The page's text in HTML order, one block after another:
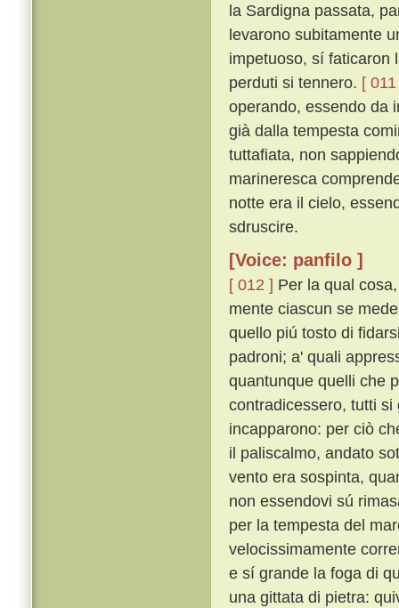
la Sardigna passata,
levarono subitamente
impetuoso, sí faticaron
perduti si tennero. [
operando, essendo da
già dalla tempesta
tuttafiata, non
marineresca
notte era il cielo,
sdruscire.
[Voice: panfilo ]
[ 012 ] Per la qual
mente ciascun se
quello piú tosto di
padroni; a' quali
quantunque quelli che
contradicessero, tutti
incapparono: per ciò
il paliscalmo, andato
vento era sospinta,
non essendovi sú
per la tempesta del
velocissimamente
e sí grande la foga di
una gittata di pietra: